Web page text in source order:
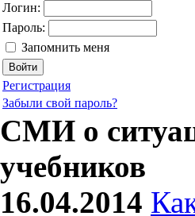
Логин:
Пароль:
Запомнить меня
Регистрация
Забыли свой пароль?
СМИ о
учебников
16.04.2014